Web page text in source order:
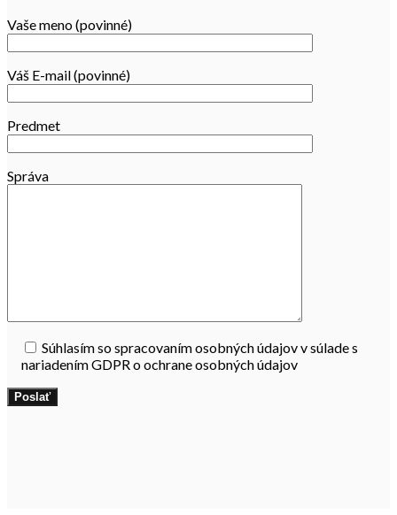
Vaše meno (povinné)
Váš E-mail (povinné)
Predmet
Správa
Súhlasím so spracovaním osobných údajov v súlade s
nariadením GDPR o ochrane osobných údajov